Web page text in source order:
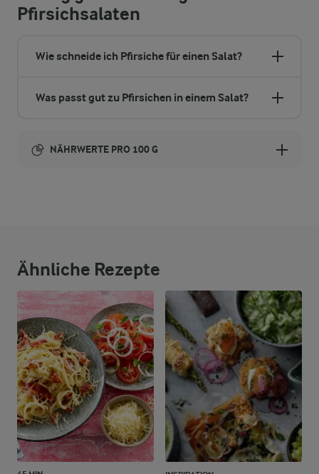
Pfirsichsalaten
Wie schneide ich Pfirsiche für einen Salat?
Was passt gut zu Pfirsichen in einem Salat?
NÄHRWERTE PRO 100 G
Ballaststoffe
1,9 g
Eiweiß
1,4 g
Fett
7,2 g
Kohlenhydrate
5,7 g
Ähnliche Rezepte